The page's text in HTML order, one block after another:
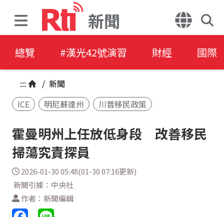
新聞
總覽 #漢光42號演習 財經 國際
::: / 新聞
ICE
明尼蘇達州 川普移民政策
霍曼明州上任放低身段 改善移民
掃蕩究責探員
2026-01-30 05:48(01-30 07:16更新)
新聞引據：中央社
作者：新聞編輯